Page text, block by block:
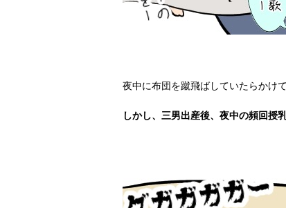
夜中に布団を蹴飛ばしていたらかけ
しかし、三男出産後、夜中の頻回授